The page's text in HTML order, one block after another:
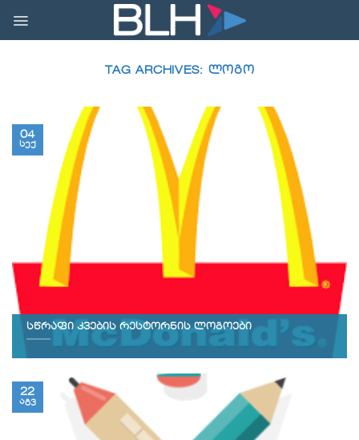
content
TAG ARCHIVES: ᲚᲝᲒᲝ
სწრაფი კვების რესტორნის ლოგოები
04
სექ
22
აგვ